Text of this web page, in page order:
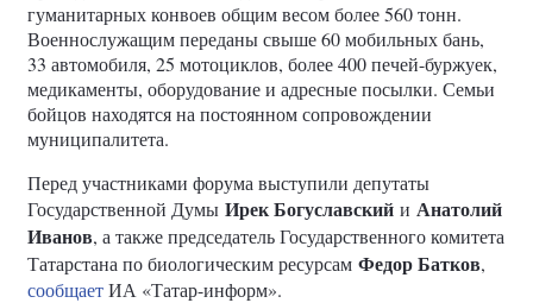
гуманитарных конвоев общим весом более 560 тонн.
Военнослужащим переданы свыше 60 мобильных бань,
33 автомобиля, 25 мотоциклов, более 400 печей-буржуек,
медикаменты, оборудование и адресные посылки. Семьи
бойцов находятся на постоянном сопровождении
муниципалитета.
Перед участниками форума выступили депутаты
Государственной Думы Ирек Богуславский и Анатолий
Иванов, а также председатель Государственного комитета
Татарстана по биологическим ресурсам Федор Батков,
сообщаетИА «Татар-информ».